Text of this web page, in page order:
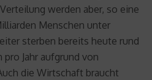
werden aber, so eine
Menschen unter
sterben bereits heute rund
Jahr aufgrund von
die Wirtschaft braucht